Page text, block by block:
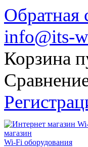
Обратная
info@its-
Корзина
магазин
Wi-Fi оборудования